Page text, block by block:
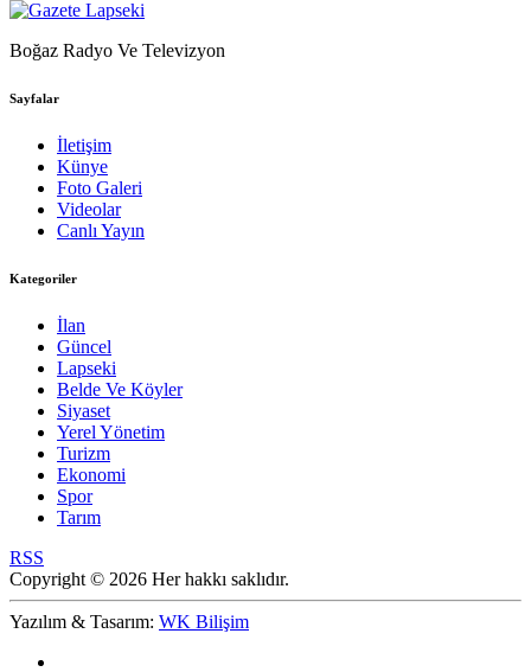
Boğaz Radyo Ve Televizyon
Sayfalar
İletişim
Künye
Foto Galeri
Videolar
Canlı Yayın
Kategoriler
İlan
Güncel
Lapseki
Belde Ve Köyler
Siyaset
Yerel Yönetim
Turizm
Ekonomi
Spor
Tarım
RSS
Copyright © 2026 Her hakkı saklıdır.
Yazılım & Tasarım: WK Bilişim